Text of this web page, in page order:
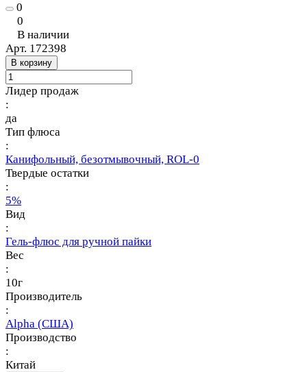
0
0
В наличии
Арт. 172398
В корзину
Лидер продаж
:
да
Тип флюса
:
Канифольный, безотмывочный, ROL-0
Твердые остатки
:
5%
Вид
:
Гель-флюс для ручной пайки
Вес
:
10г
Производитель
:
Alpha (США)
Производство
:
Китай